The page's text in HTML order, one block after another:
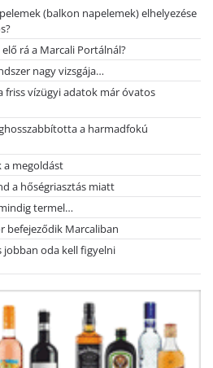
(balkon napelemek) elhelyezése
rá a Marcali Portálnál?
nagy vizsgája…
friss vízügyi adatok már óvatos
a harmadfokú
a megoldást
a hőségriasztás miatt
termel…
befejeződik Marcaliban
jobban oda kell figyelni